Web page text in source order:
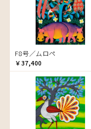
ヘビ
ペンギン
星空
マーケット
マサイ
マンゴーの木
水浴び
湖
夕日
ライオン
F8号／ムロペ
￥37,400